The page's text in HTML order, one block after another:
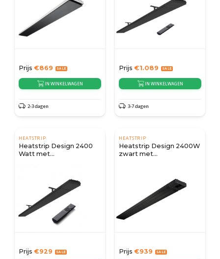
Prijs €869
IN WINKELWAGEN
2-3 dagen
Prijs €1.089
IN WINKELWAGEN
3-7 dagen
HEATSTRIP
Heatstrip Design 2400
Watt met
Prijs €929
HEATSTRIP
Heatstrip Design 2400W
zwart met
Prijs €939